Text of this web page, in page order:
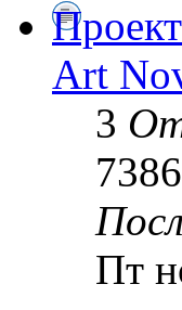
Art
3
Пт